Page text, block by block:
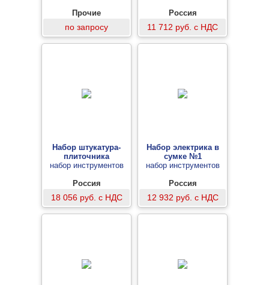
Прочие
по запросу
Россия
11 712 руб. с НДС
Набор штукатура-
плиточника
набор инструментов
Россия
18 056 руб. с НДС
Набор электрика в
сумке №1
набор инструментов
Россия
12 932 руб. с НДС